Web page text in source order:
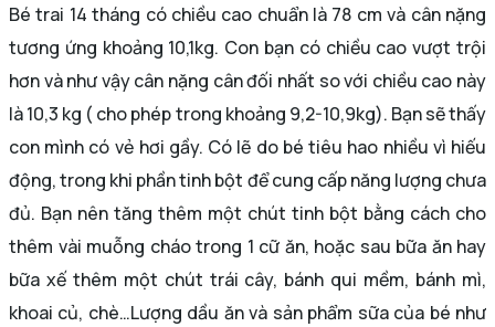
Bé trai 14 tháng có chiều cao chuẩn là 78 cm và cân nặng
tương ứng khoảng 10,1kg. Con bạn có chiều cao vượt trội
hơn và như vậy cân nặng cân đối nhất so với chiều cao này
là 10,3 kg ( cho phép trong khoảng 9,2-10,9kg). Bạn sẽ thấy
con mình có vẻ hơi gầy. Có lẽ do bé tiêu hao nhiều vì hiếu
động, trong khi phần tinh bột để cung cấp năng lượng chưa
đủ. Bạn nên tăng thêm một chút tinh bột bằng cách cho
thêm vài muỗng cháo trong 1 cữ ăn, hoặc sau bữa ăn hay
bữa xế thêm một chút trái cây, bánh qui mềm, bánh mì,
khoai củ, chè…Lượng dầu ăn và sản phẩm sữa của bé như